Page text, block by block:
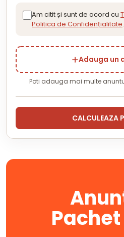
Am citit și sunt de acord cu
Politica de Confidențialitate.
Adauga un
Poti adauga mai multe
CALCULEAZA